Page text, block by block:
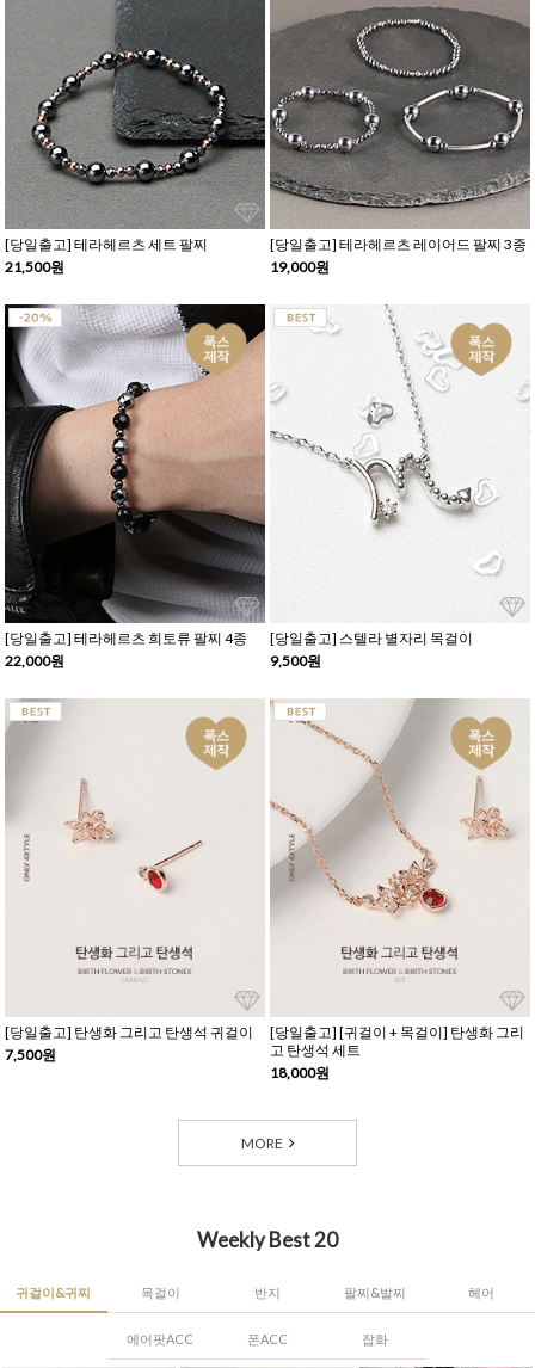
[당일출고] 테라헤르츠 세트 팔찌
21,500원
[당일출고] 테라헤르츠 레이어드 팔찌 3종
19,000원
[당일출고] 테라헤르츠 희토류 팔찌 4종
22,000원
[당일출고] 스텔라 별자리 목걸이
9,500원
[당일출고] 탄생화 그리고 탄생석 귀걸이
7,500원
[당일출고] [귀걸이 + 목걸이] 탄생화 그리
고 탄생석 세트
18,000원
MORE
Weekly Best 20
귀걸이&귀찌 목걸이 반지 팔찌&발찌 헤어
에어팟ACC 폰ACC 잡화